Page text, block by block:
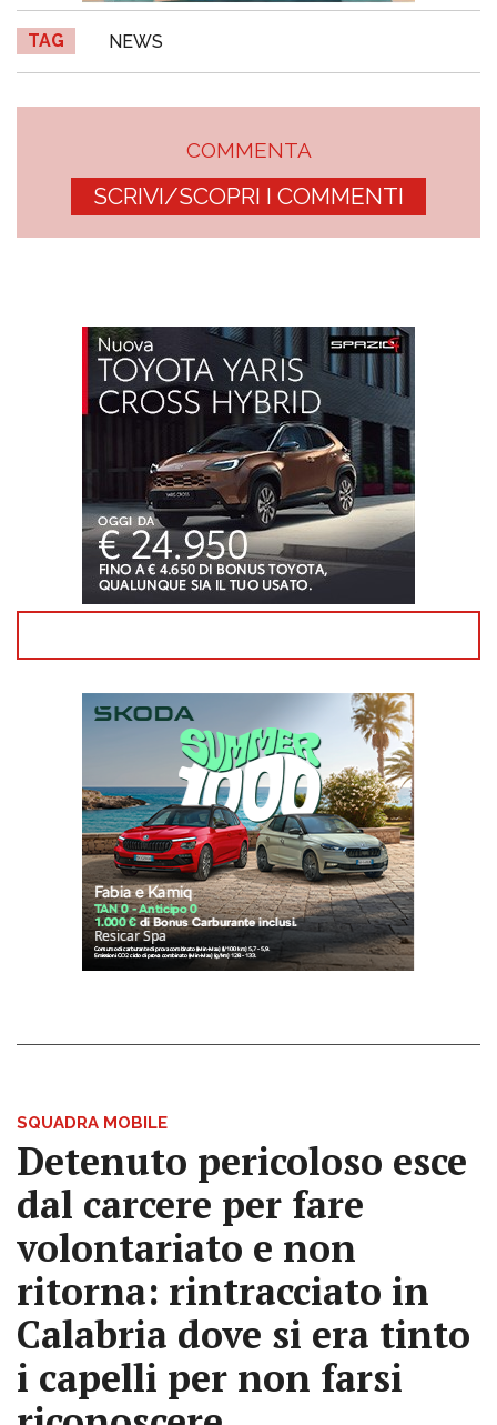
TAG NEWS
COMMENTA
SCRIVI/SCOPRI I COMMENTI
SQUADRA MOBILE
Detenuto pericoloso esce
dal carcere per fare
volontariato e non
ritorna: rintracciato in
Calabria dove si era tinto
i capelli per non farsi